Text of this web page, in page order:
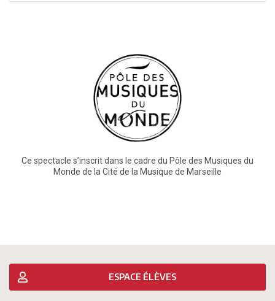
Ce spectacle s’inscrit dans le cadre du Pôle des Musiques du
Monde de la Cité de la Musique de Marseille
ESPACE ÉLÈVES